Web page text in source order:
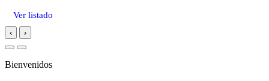
Ver listado
‹ ›
Bienvenidos